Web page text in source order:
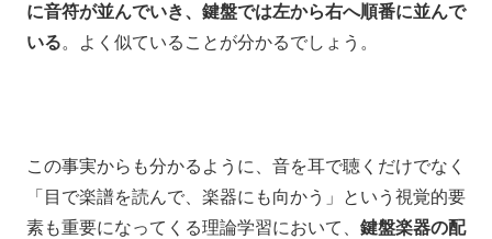
に音符が並んでいき、 鍵盤では左から右へ順番に並んで
いる。よく似ていることが分かるでしょう。
この事実からも分かるように、 音を耳で聴くだけでなく
「目で楽譜を読んで、楽器にも向かう」
という視覚的要
素も重要になってくる理論学習において、 鍵盤楽器の配